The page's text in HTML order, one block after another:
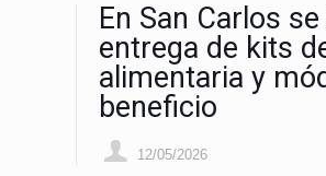
En San Carlos
entrega de kits
alimentaria y
beneficio
12/05/2026